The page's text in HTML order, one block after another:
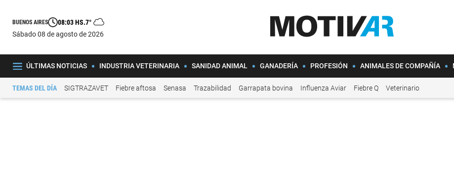
BUENOS AIRES 08:03 HS.7°
sábado 08 de agosto de 2026
ÚLTIMAS NOTICIAS INDUSTRIA VETERINARIA SANIDAD ANIMAL GANADERÍA PROFESIÓN ANIMALES DE COMPAÑÍA
TEMAS DEL DÍA SIGTRAZAVET Fiebre aftosa Senasa Trazabilidad Garrapata bovina Influenza Aviar Fiebre Q Veterinario